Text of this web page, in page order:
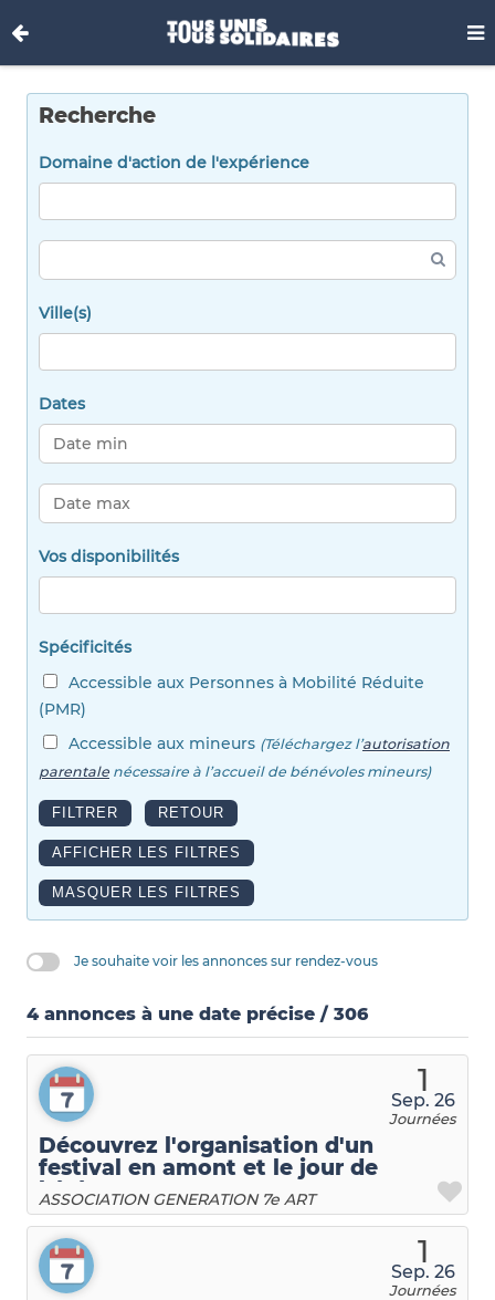
Recherche
Domaine d'action de l'expérience
Ville(s)
Dates
Vos disponibilités
Spécificités
Accessible aux Personnes à Mobilité Réduite
(PMR)
Accessible aux mineurs (Téléchargez l’autorisation
parentale nécessaire à l’accueil de bénévoles mineurs)
Je souhaite voir les annonces sur rendez-vous
4 annonces à une date précise / 306
1
Sep. 26
Journées
Découvrez l'organisation d'un
festival en amont et le jour de
l'évènement
ASSOCIATION GENERATION 7e ART
1
Sep. 26
Journées